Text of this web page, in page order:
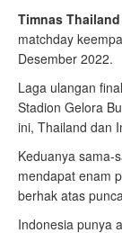
Timnas Thailand
matchday
Desember 2022.
Laga ulangan
Stadion Gelora
ini, Thailand dan
Keduanya sama-
mendapat enam
berhak atas
Indonesia punya